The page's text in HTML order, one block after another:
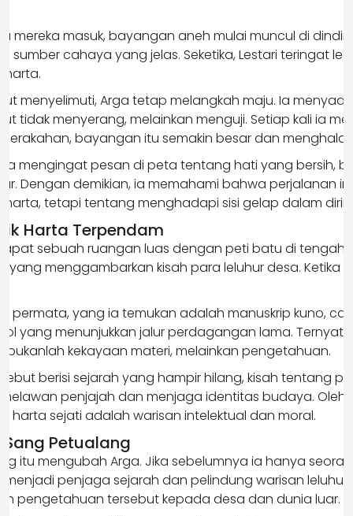
mereka masuk, bayangan aneh mulai muncul di
sumber cahaya yang jelas. Seketika, Lestari teringat
menyelimuti, Arga tetap melangkah maju. Ia
tidak menyerang, melainkan menguji. Setiap kali ia
bayangan itu semakin besar dan
ia mengingat pesan di peta tentang hati yang bersih,
Dengan demikian, ia memahami bahwa perjalanan
harta, tetapi tentang menghadapi sisi gelap dalam
Harta Terpendam
sebuah ruangan luas dengan peti batu di
yang menggambarkan kisah para leluhur desa. Ketika
permata, yang ia temukan adalah manuskrip kuno,
yang menunjukkan jalur perdagangan lama.
kekayaan materi, melainkan pengetahuan.
berisi sejarah yang hampir hilang, kisah tentang
penjajah dan menjaga identitas budaya. Oleh
harta sejati adalah warisan intelektual dan moral.
Petualang
itu mengubah Arga. Jika sebelumnya ia hanya
menjadi penjaga sejarah dan pelindung warisan
pengetahuan tersebut kepada desa dan dunia luar.